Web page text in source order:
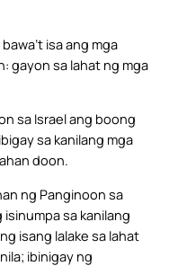
isa ang mga
gayon sa lahat ng mga
sa Israel ang boong
sa kanilang mga
doon.
ng Panginoon sa
sa kanilang
isang lalake sa lahat
ibinigay ng